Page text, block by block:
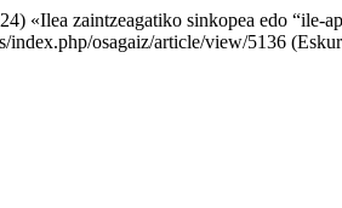
«Ilea zaintzeagatiko sinkopea edo “ile-
index.php/osagaiz/article/view/5136